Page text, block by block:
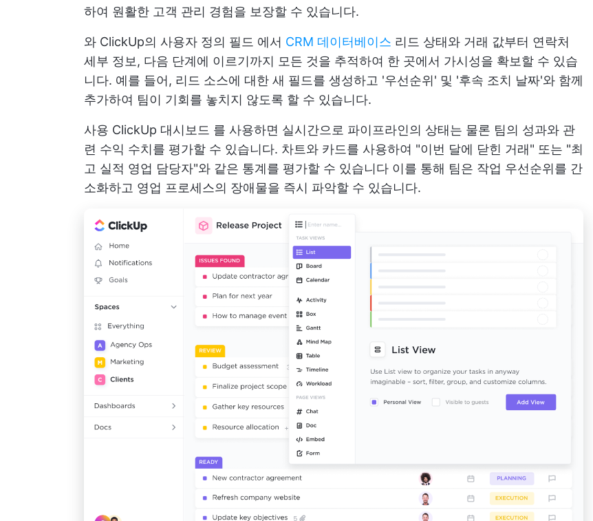
하여 원활한 고객 관리 경험을 보장할 수 있습니다.
와 ClickUp의 사용자 정의 필드 에서 CRM 데이터베이스 리드 상태와 거래 값부터 연락처
세부 정보, 다음 단계에 이르기까지 모든 것을 추적하여 한 곳에서 가시성을 확보할 수 있습
니다. 예를 들어, 리드 소스에 대한 새 필드를 생성하고 '우선순위' 및 '후속 조치 날짜'와 함께
추가하여 팀이 기회를 놓치지 않도록 할 수 있습니다.
사용 ClickUp 대시보드 를 사용하면 실시간으로 파이프라인의 상태는 물론 팀의 성과와 관
련 수익 수치를 평가할 수 있습니다. 차트와 카드를 사용하여 "이번 달에 닫힌 거래" 또는 "최
고 실적 영업 담당자"와 같은 통계를 평가할 수 있습니다 이를 통해 팀은 작업 우선순위를 간
소화하고 영업 프로세스의 장애물을 즉시 파악할 수 있습니다.